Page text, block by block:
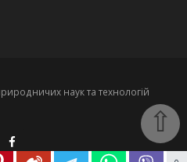
⇧
наук та технологій